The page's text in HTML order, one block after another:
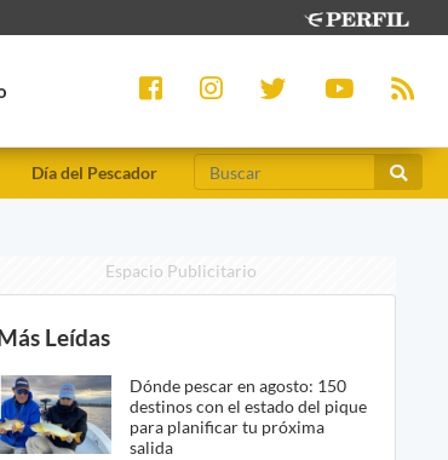
Día del Pescador
Espacio Publicitario
Leídas
Dónde pescar en agosto: 150
destinos con el estado del pique
para planificar tu próxima
salida